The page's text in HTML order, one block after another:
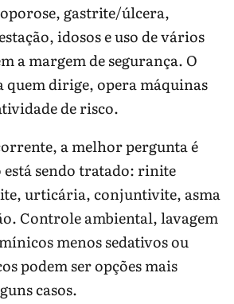
gastrite/úlcera,
idosos e uso de vários
a margem de segurança. O
quem dirige, opera máquinas
de risco.
a melhor pergunta é
sendo tratado: rinite
urticária, conjuntivite, asma
Controle ambiental, lavagem
menos sedativos ou
podem ser opções mais
casos.